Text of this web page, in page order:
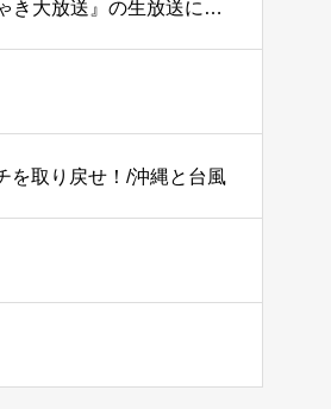
TBSラジオ『土曜ワイドラジオTOKYOナイツのちゃきちゃき大放送』の生放送に出演
を取り戻せ！/沖縄と台風